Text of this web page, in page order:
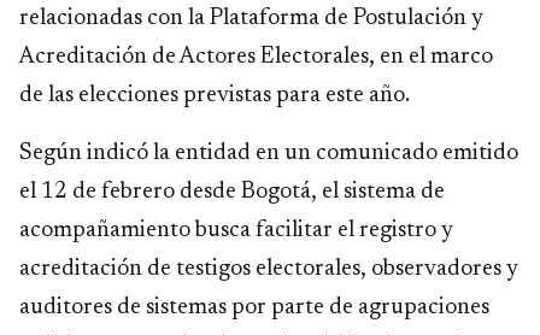
relacionadas con la Plataforma de Postulación y
Acreditación de Actores Electorales, en el marco
de las elecciones previstas para este año.
Según indicó la entidad en un comunicado emitido
el 12 de febrero desde Bogotá, el sistema de
acompañamiento busca facilitar el registro y
acreditación de testigos electorales, observadores y
auditores de sistemas por parte de agrupaciones